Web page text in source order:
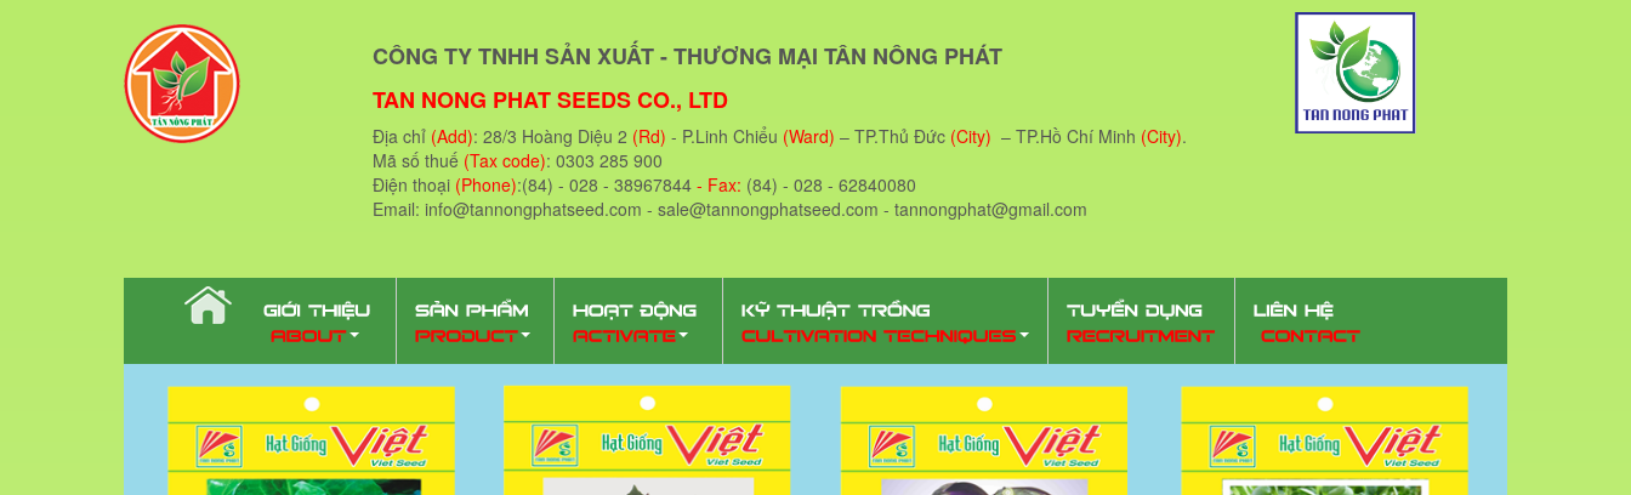
CÔNG TY TNHH SẢN XUẤT - THƯƠNG MẠI TÂN NÔNG PHÁT
TAN NONG PHAT SEEDS CO., LTD
Địa chỉ (Add): 28/3 Hoàng Diệu 2 (Rd) - P.Linh Chiểu (Ward) – TP.Thủ Đức (City) – TP.Hồ Chí Minh (City).
Mã số thuế (Tax code): 0303 285 900
Điện thoại (Phone):(84) - 028 - 38967844 - Fax: (84) - 028 - 62840080
Email: info@tannongphatseed.com - sale@tannongphatseed.com - tannongphat@gmail.com